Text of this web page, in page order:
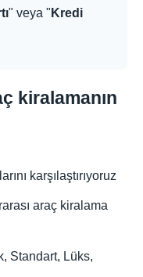
" veya " Kredi
kiralamanın
karşılaştırıyoruz
araç kiralama
Standart, Lüks,